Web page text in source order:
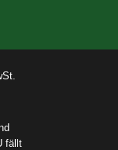
fällt